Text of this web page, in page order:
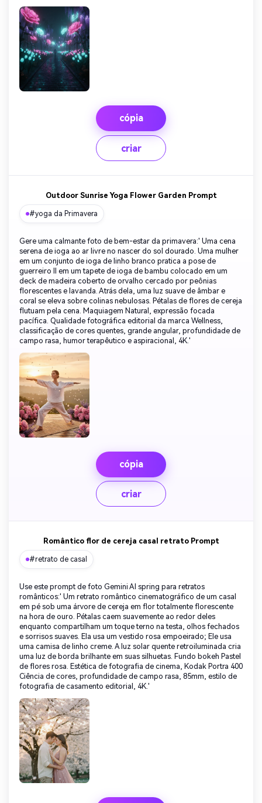
cópia
criar
Outdoor Sunrise Yoga Flower Garden Prompt
#yoga da Primavera
Gere uma calmante foto de bem-estar da primavera:' Uma cena
serena de ioga ao ar livre no nascer do sol dourado. Uma mulher
em um conjunto de ioga de linho branco pratica a pose de
guerreiro II em um tapete de ioga de bambu colocado em um
deck de madeira coberto de orvalho cercado por peônias
florescentes e lavanda. Atrás dela, uma luz suave de âmbar e
coral se eleva sobre colinas nebulosas. Pétalas de flores de cereja
flutuam pela cena. Maquiagem Natural, expressão focada
pacífica. Qualidade fotográfica editorial da marca Wellness,
classificação de cores quentes, grande angular, profundidade de
campo rasa, humor terapêutico e aspiracional, 4K.'
cópia
criar
Romântico flor de cereja casal retrato Prompt
#retrato de casal
Use este prompt de foto Gemini AI spring para retratos
românticos:' Um retrato romântico cinematográfico de um casal
em pé sob uma árvore de cereja em flor totalmente florescente
na hora de ouro. Pétalas caem suavemente ao redor deles
enquanto compartilham um toque terno na testa, olhos fechados
e sorrisos suaves. Ela usa um vestido rosa empoeirado; Ele usa
uma camisa de linho creme. A luz solar quente retroiluminada cria
uma luz de borda brilhante em suas silhuetas. Fundo bokeh Pastel
de flores rosa. Estética de fotografia de cinema, Kodak Portra 400
Ciência de cores, profundidade de campo rasa, 85mm, estilo de
fotografia de casamento editorial, 4K.'